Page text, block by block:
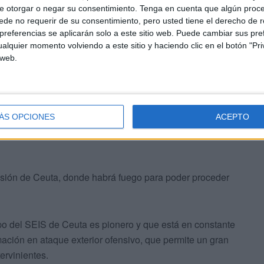
otorgar o negar su consentimiento. Tenga en cuenta que algún
no requerir de su consentimiento, pero usted tiene el derecho de
se aplicarán solo a este sitio web. Puede cambiar sus
momento volviendo a este sitio y haciendo clic en el botón
OPCIONES ACEPTO
malagueña, ha expresado que está siendo
que “se van introduciendo poco a poco” porque es
de Ceuta, donde habrá fuego para poder proceder
del SEIS de Ceuta es pionero y que está en constante
en ataque exterior ofensivo, que permite un gran